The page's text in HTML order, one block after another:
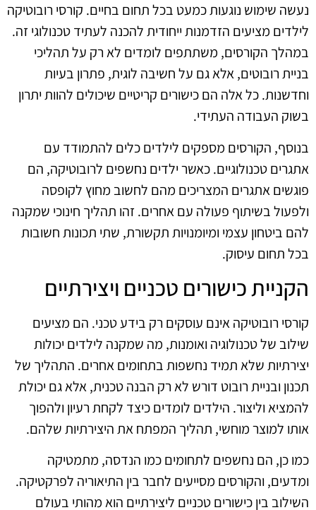
נעשה שימוש נוגעות כמעט בכל תחום בחיים. קורסי רובוטיקה
לילדים מציעים הזדמנות ייחודית להכנה לעתיד טכנולוגי זה.
במהלך הקורסים, משתתפים לומדים לא רק על תהליכי
בניית רובוטים, אלא גם על חשיבה לוגית, פתרון בעיות
וחדשנות. כל אלה הם כישורים קריטיים שיכולים להוות יתרון
בשוק העבודה העתידי.
בנוסף, הקורסים מספקים לילדים כלים להתמודד עם
אתגרים טכנולוגיים. כאשר ילדים נחשפים לרובוטיקה, הם
פוגשים אתגרים המצריכים מהם לחשוב מחוץ לקופסה
ולפעול בשיתוף פעולה עם אחרים. זהו תהליך חינוכי שמקנה
להם ביטחון עצמי ומיומנויות תקשורת, שתי תכונות חשובות
בכל תחום עיסוק.
הקניית כישורים טכניים ויצירתיים
קורסי רובוטיקה אינם עוסקים רק בידע טכני. הם מציעים
שילוב של טכנולוגיה ואומנות, מה שמקנה לילדים יכולות
יצירתיות שלא תמיד נחשפות בתחומים אחרים. התהליך של
תכנון ובניית רובוט דורש לא רק הבנה טכנית, אלא גם יכולת
להמציא וליצור. הילדים לומדים כיצד לקחת רעיון ולהפוך
אותו למוצר מוחשי, תהליך המפתח את היצירתיות שלהם.
כמו כן, הם נחשפים לתחומים כמו הנדסה, מתמטיקה
ומדעים, והקורסים מסייעים לחבר בין התיאוריה לפרקטיקה.
השילוב בין כישורים טכניים ליצירתיים הוא מהותי בעולם